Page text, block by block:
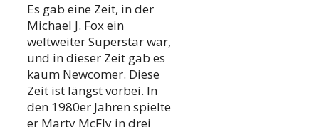
Es gab eine Zeit, in der
Michael J. Fox ein
weltweiter Superstar war,
und in dieser Zeit gab es
kaum Newcomer. Diese
Zeit ist längst vorbei. In
den 1980er Jahren spielte
er Marty McFly in drei